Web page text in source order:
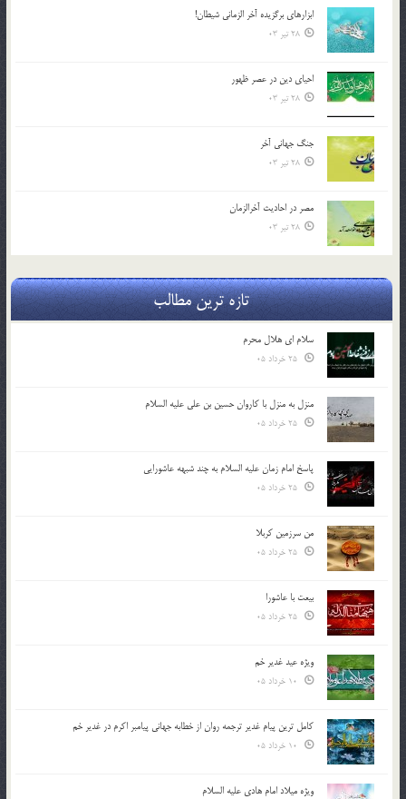
ابزارهاي برگزيده آخر الزماني شيطان!
28 تیر 03
احياي دين در عصر ظهور
28 تیر 03
جنگ جهاني آخر
28 تیر 03
مصر در احادیث آخرالزمان
28 تیر 03
تازه ترین مطالب
سلام ای هلال محرم
منزل به منزل با کاروان حسین بن علی علیه السلام
پاسخ امام زمان علیه السلام به چند شبهه عاشورایی
من سرزمین کربلا
بیعت با عاشورا
ویژه عید غدیر خم
کامل ترین پیام غدیر ترجمه روان از خطابه جهانی پیامبر اکرم در غدیر خم
ویژه میلاد امام هادی علیه السلام